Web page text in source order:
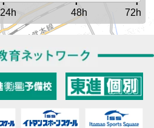
24h 48h 72h